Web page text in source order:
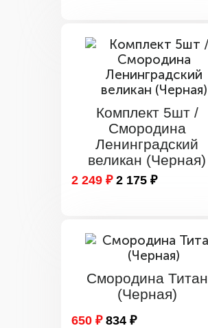
Комплект 5шт /
Смородина
Ленинградский
великан (Черная)
2 249 ₽ 2 175 ₽
Смородина Титан
(Черная)
650 ₽ 834 ₽